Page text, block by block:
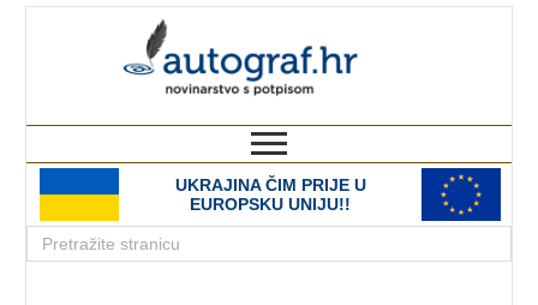
UKRAJINA ČIM PRIJE U
EUROPSKU UNIJU!!